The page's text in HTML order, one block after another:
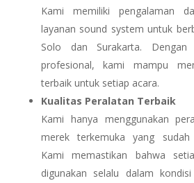
Kami memiliki pengalaman
layanan sound system untuk
Solo dan Surakarta.
profesional, kami mampu
terbaik untuk setiap acara.
Kualitas Peralatan Terbaik
Kami hanya menggunakan
merek terkemuka yang sudah
Kami memastikan bahwa
digunakan selalu dalam